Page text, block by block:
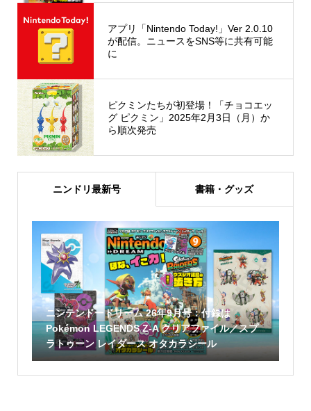
アプリ「Nintendo Today!」Ver 2.0.10
が配信。ニュースをSNS等に共有可能
に
ピクミンたちが初登場！「チョコエッ
グ ピクミン」2025年2月3日（月）か
ら順次発売
ニンドリ最新号 書籍・グッズ
ニンテンドードリーム 26年9月号：付録は
Pokémon LEGENDS Z-A クリアファイル／スプ
ラトゥーン レイダース オタカラシール